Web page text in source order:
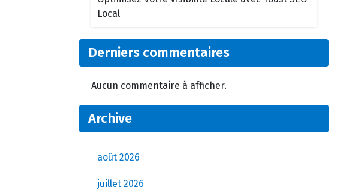
Local
Derniers commentaires
Aucun commentaire à afficher.
Archive
août 2026
juillet 2026